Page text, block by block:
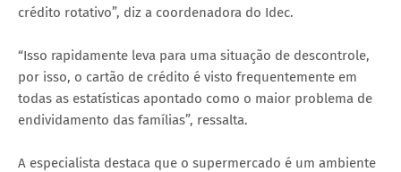
crédito rotativo”, diz a coordenadora do Idec.
“Isso rapidamente leva para uma situação de descontrole,
por isso, o cartão de crédito é visto frequentemente em
todas as estatísticas apontado como o maior problema de
endividamento das famílias”, ressalta.
A especialista destaca que o supermercado é um ambiente